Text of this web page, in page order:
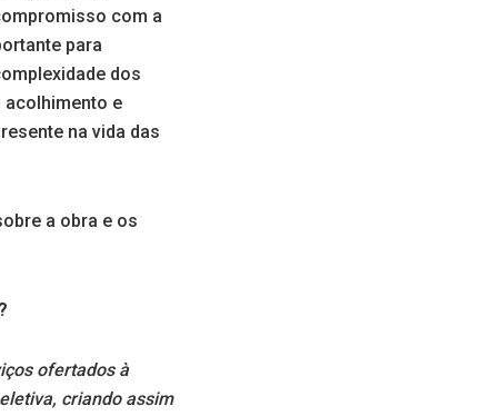
com a
para
dos
acolhimento e
na vida das
a obra e os
ofertados à
criando assim